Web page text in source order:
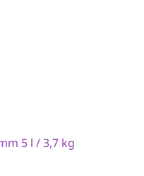
5 l / 3,7 kg